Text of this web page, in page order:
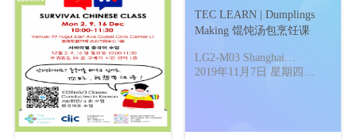
TEC LEARN | Dumplings
Making 馄饨汤包烹饪课
LG2-M03 Shanghai
Magnolia Plaza, 588 East
2019年11月7日 星期四